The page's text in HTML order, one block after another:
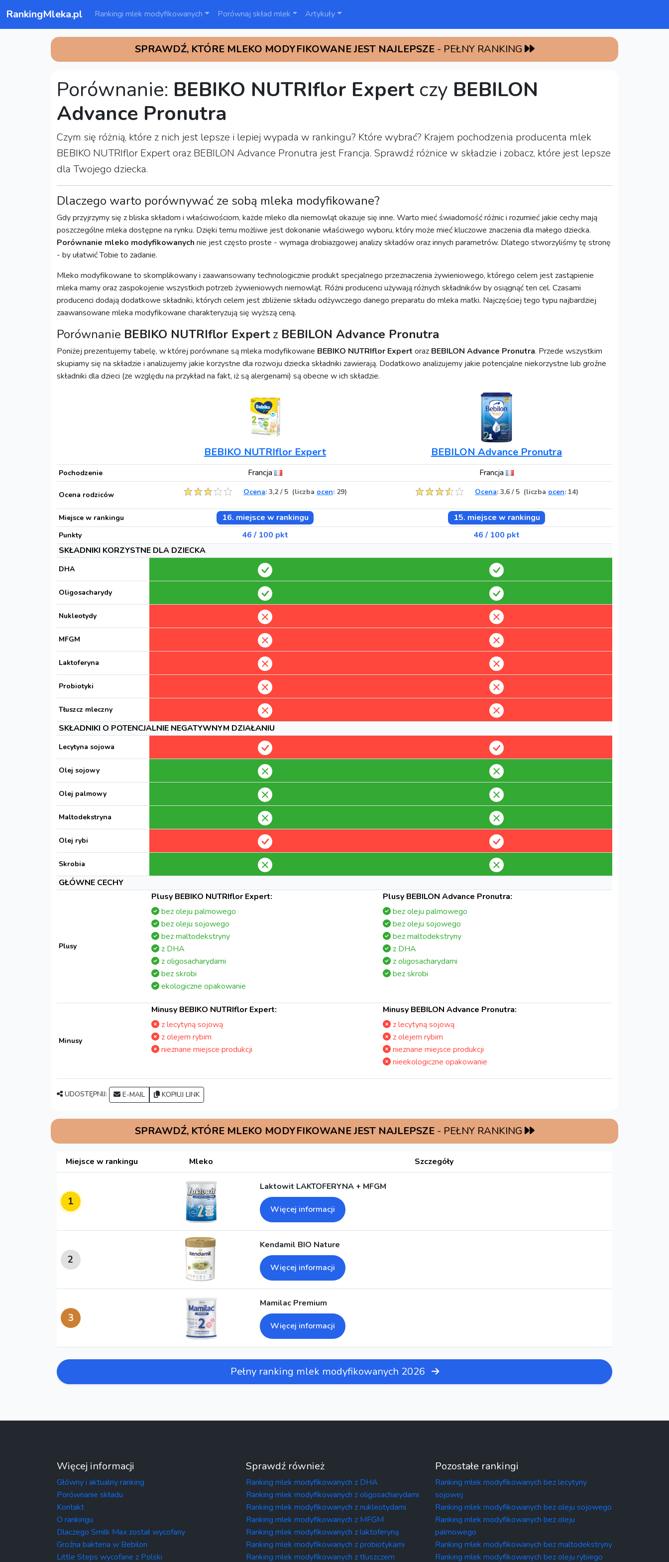
RankingMleka.pl Rankingi mlek modyfikowanych Porównaj skład mlek Artykuły
SPRAWDŹ, KTÓRE MLEKO MODYFIKOWANE JEST NAJLEPSZE- PEŁNY RANKING
Porównanie: BEBIKO NUTRIflor Expert czy BEBILON
Advance Pronutra
Czym się różnią, które z nich jest lepsze i lepiej wypada w rankingu? Które wybrać? Krajem pochodzenia producenta mlek
BEBIKO NUTRIflor Expert oraz BEBILON Advance Pronutra jest Francja. Sprawdź różnice w składzie i zobacz, które jest lepsze
dla Twojego dziecka.
Dlaczego warto porównywać ze sobą mleka modyfikowane?
Gdy przyjrzymy się z bliska składom i właściwościom, każde mleko dla niemowląt okazuje się inne. Warto mieć świadomość różnic i rozumieć jakie cechy mają
poszczególne mleka dostępne na rynku. Dzięki temu możliwe jest dokonanie właściwego wyboru, który może mieć kluczowe znaczenia dla małego dziecka.
Porównanie mleko modyfikowanych nie jest często proste - wymaga drobiazgowej analizy składów oraz innych parametrów. Dlatego stworzyliśmy tę stronę
- by ułatwić Tobie to zadanie.
Mleko modyfikowane to skomplikowany i zaawansowany technologicznie produkt specjalnego przeznaczenia żywieniowego, którego celem jest zastąpienie
mleka mamy oraz zaspokojenie wszystkich potrzeb żywieniowych niemowląt. Różni producenci używają różnych składników by osiągnąć ten cel. Czasami
producenci dodają dodatkowe składniki, których celem jest zbliżenie składu odżywczego danego preparatu do mleka matki. Najczęściej tego typu najbardziej
zaawansowane mleka modyfikowane charakteryzują się wyższą ceną.
Porównanie BEBIKO NUTRIflor Expertz BEBILON Advance Pronutra
Poniżej prezentujemy tabelę, w której porównane są mleka modyfikowane BEBIKO NUTRIflor Expert oraz BEBILON Advance Pronutra. Przede wszystkim
skupiamy się na składzie i analizujemy jakie korzystne dla rozwoju dziecka składniki zawierają. Dodatkowo analizujemy jakie potencjalne niekorzystne lub groźne
składniki dla dzieci (ze względu na przykład na fakt, iż są alergenami) są obecne w ich składzie.
BEBIKO NUTRIflor Expert BEBILON Advance Pronutra
Pochodzenie Francja Francja
Ocena rodziców Ocena: 3,2/ 5 (liczba ocen: 29) Ocena: 3,6 / 5 (liczba ocen: 14)
Miejsce w rankingu 16. miejsce w rankingu 15. miejsce w rankingu
Punkty 46 / 100 pkt
46 / 100 pkt
SKŁADNIKI KORZYSTNE DLA DZIECKA
DHA
Oligosacharydy
Nukleotydy
MFGM
Laktoferyna
Probiotyki
Tłuszcz mleczny
SKŁADNIKI O POTENCJALNIE NEGATYWNYM DZIAŁANIU
Lecytyna sojowa
Olej sojowy
Olej palmowy
Maltodekstryna
Olej rybi
Skrobia
GŁÓWNE CECHY
Plusy
Plusy BEBIKO NUTRIflor Expert:
bez oleju palmowego
bez oleju sojowego
bez maltodekstryny
z DHA
z oligosacharydami
bez skrobi
ekologiczne opakowanie
Plusy BEBILON Advance Pronutra:
bez oleju palmowego
bez oleju sojowego
bez maltodekstryny
z DHA
z oligosacharydami
bez skrobi
Minusy
Minusy BEBIKO NUTRIflor Expert:
z lecytyną sojową
z olejem rybim
nieznane miejsce produkcji
Minusy BEBILON Advance Pronutra:
z lecytyną sojową
z olejem rybim
nieznane miejsce produkcji
nieekologiczne opakowanie
UDOSTĘPNIJ: E-MAIL KOPIUJ LINK
SPRAWDŹ, KTÓRE MLEKO MODYFIKOWANE JEST NAJLEPSZE- PEŁNY RANKING
Miejsce w rankingu Mleko Szczegóły
1
Laktowit LAKTOFERYNA + MFGM
Więcej informacji
2
Kendamil BIO Nature
Więcej informacji
3
Mamilac Premium
Więcej informacji
Pełny ranking mlek modyfikowanych 2026
Więcej informacji
Główny i aktualny ranking
Porównanie składu
Kontakt
O rankingu
Dlaczego Smilk Max został wycofany
Groźna bakteria w Bebilon
Little Steps wycofane z Polski
Sprawdź również
Ranking mlek modyfikowanych z DHA
Ranking mlek modyfikowanych z oligosacharydami
Ranking mlek modyfikowanych z nukleotydami
Ranking mlek modyfikowanych z MFGM
Ranking mlek modyfikowanych z laktoferyną
Ranking mlek modyfikowanych z probiotykami
Ranking mlek modyfikowanych z tłuszczem
Pozostałe rankingi
Ranking mlek modyfikowanych bez lecytyny
sojowej
Ranking mlek modyfikowanych bez oleju sojowego
Ranking mlek modyfikowanych bez oleju
palmowego
Ranking mlek modyfikowanych bez maltodekstryny
Ranking mlek modyfikowanych bez oleju rybiego